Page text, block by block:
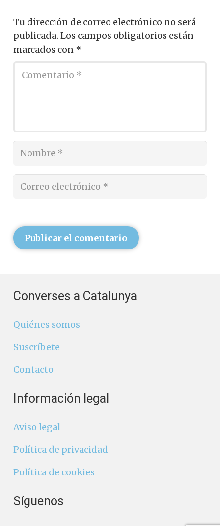
Tu dirección de correo electrónico no será
publicada. Los campos obligatorios están
marcados con *
Publicar el comentario
Converses a Catalunya
Quiénes somos
Suscríbete
Contacto
Información legal
Aviso legal
Política de privacidad
Política de cookies
Síguenos